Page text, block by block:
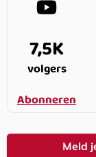
7,5K
volgers
Abonneren
Meld